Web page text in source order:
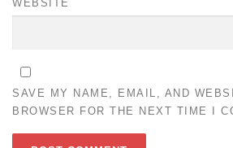
WEBSITE
SAVE MY NAME, EMAIL, AND
BROWSER FOR THE NEXT TIME I